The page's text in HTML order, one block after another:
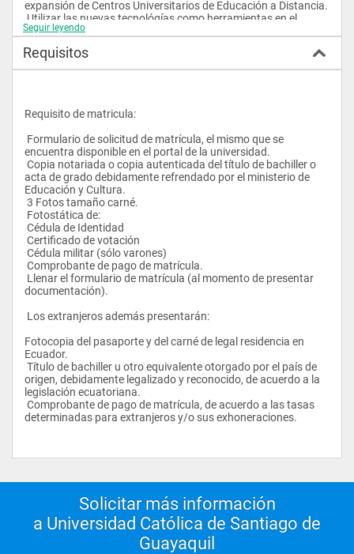
modelo transformador de la Educación a Distancia.
progreso cultural, económico y social del país.
Ofrecer carreras que respondan a las reales necesidades del
Metodología a Distancia
distancia recorrerá la mayor parte del proceso de enseñanza-
aprendizaje de forma autónoma a independiente, pero a la vez
estará apoyado durante el mismo por los profesores tutores
quienes solucionarán las dudas e inquietudes de los alumnos
desde la matriz a través de los diferentes medios de
comunicación que comprenden:
guía didáctica, por cada asignatura, además de sus
respectivas separatas de actividades y evaluaciones a
distancia.
La UCSG utilizará la Plataforma MOODLE como herramienta
metodológica dentro del proceso. En ella se encontrarán
ubicados aspectos referentes a: contenidos, comunicación,
estudio y evaluación.
Vías de comunicación
Tradicionales: Presencial, Postal, Telefonía
Modernas: Internet, E-mail, www, Chat, etc.
Evaluación y Promoción: El proceso de evaluación está
conformado por los siguientes instrumentos:
Evaluaciones a Distancia: Son dos, una por parcial. Valoradas
en un 10%.
Evaluaciones presenciales: Es una prueba final. Valoradas en
Evaluación supletoria: Para aquellos que no han alcanzado el
Seguir leyendo
Requisitos
Requisito de matricula:
encuentra disponible en el portal de la universidad.
acta de grado debidamente refrendado por el ministerio de
Educación y Cultura.
3 Fotos tamaño carné.
Fotostática de:
Cédula de Identidad
Certificado de votación
Cédula militar (sólo varones)
Comprobante de pago de matrícula.
documentación).
Los extranjeros además presentarán:
Fotocopia del pasaporte y del carné de legal residencia en
Ecuador.
origen, debidamente legalizado y reconocido, de acuerdo a la
legislación ecuatoriana.
determinadas para extranjeros y/o sus exhoneraciones.
Solicitar más información
a Universidad Católica de Santiago de
Guayaquil